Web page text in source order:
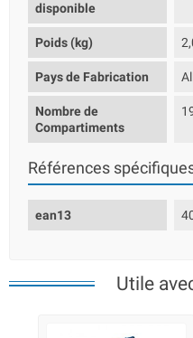
disponible
Poids (kg)
Pays de Fabrication
Nombre de
Compartiments
Références
ean13
Utile